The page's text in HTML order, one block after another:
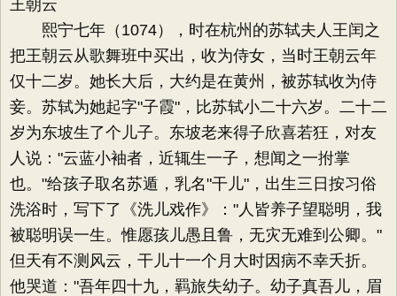
王朝云
熙宁七年（1074），时在杭州的苏轼夫人王闰之
把王朝云从歌舞班中买出，收为侍女，当时王朝云年
仅十二岁。她长大后，大约是在黄州，被苏轼收为侍
妾。苏轼为她起字"子霞"，比苏轼小二十六岁。二十二
岁为东坡生了个儿子。东坡老来得子欣喜若狂，对友
人说："云蓝小袖者，近辄生一子，想闻之一拊掌
也。"给孩子取名苏遁，乳名"干儿"，出生三日按习俗
洗浴时，写下了《洗儿戏作》："人皆养子望聪明，我
被聪明误一生。惟愿孩儿愚且鲁，无灾无难到公卿。"
但天有不测风云，干儿十一个月大时因病不幸夭折。
他哭道："吾年四十九，羁旅失幼子。幼子真吾儿，眉